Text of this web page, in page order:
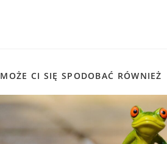
MOŻE CI SIĘ SPODOBAĆ RÓWNIEŻ